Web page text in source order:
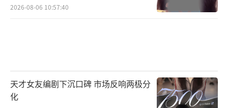
2026-08-06 10:57:40
天才女友编剧下沉口碑 市场反响两极分
化